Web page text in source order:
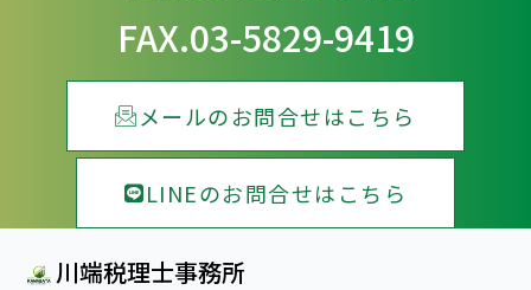
FAX.03-5829-9419
メールのお問合せはこちら
LINEのお問合せはこちら
川端税理士事務所